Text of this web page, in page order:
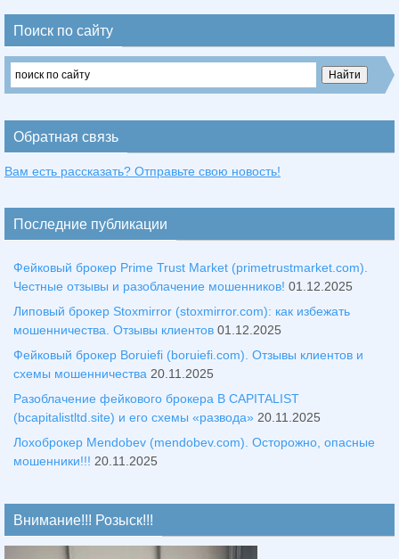
Поиск по сайту
Обратная связь
Вам есть рассказать? Отправьте свою новость!
Последние публикации
Фейковый брокер Prime Trust Market (primetrustmarket.com).
Честные отзывы и разоблачение мошенников! 01.12.2025
Липовый брокер Stoxmirror (stoxmirror.com): как избежать
мошенничества. Отзывы клиентов 01.12.2025
Фейковый брокер Boruiefi (boruiefi.com). Отзывы клиентов и
схемы мошенничества 20.11.2025
Разоблачение фейкового брокера B CAPITALIST
(bcapitalistltd.site) и его схемы «развода» 20.11.2025
Лохоброкер Mendobev (mendobev.com). Осторожно, опасные
мошенники!!! 20.11.2025
Внимание!!! Розыск!!!